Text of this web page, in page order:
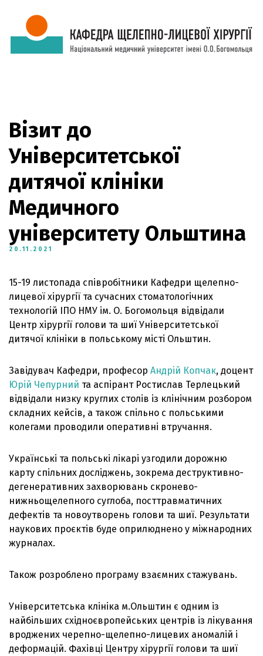
Візит до
Університетської
дитячої клініки
Медичного
університету Ольштина
20.11.2021
15-19 листопада співробітники Кафедри щелепно-
лицевої хірургії та сучасних стоматологічних
технологій ІПО НМУ ім. О. Богомольця відвідали
Центр хірургії голови та шиї Університетської
дитячої клініки в польському місті Ольштин.
Завідувач Кафедри, професор Андрій Копчак, доцент
Юрій Чепурний та аспірант Ростислав Терлецький
відвідали низку круглих столів із клінічним розбором
складних кейсів, а також спільно с польськими
колегами проводили оперативні втручання.
Українські та польські лікарі узгодили дорожню
карту спільних досліджень, зокрема деструктивно-
дегенеративних захворювань скронево-
нижньощелепного суглоба, посттравматичних
дефектів та новоутворень голови та шиї. Результати
наукових проєктів буде оприлюднено у міжнародних
журналах.
Також розроблено програму взаємних стажувань.
Університетська клініка м.Ольштин є одним із
найбільших східноєвропейських центрів із лікування
вроджених черепно-щелепно-лицевих аномалій і
деформацій. Фахівці Центру хірургії голови та шиї